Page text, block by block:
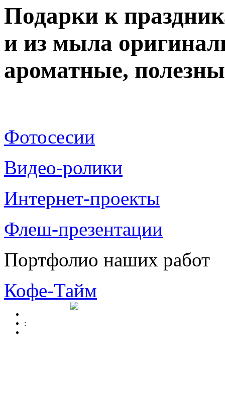
Подарки к
и из мыла
ароматные,
Фотосесии
Видео-ролики
Интернет-проекты
Флеш-презентации
Портфолио наших работ
Кофе-Тайм
: